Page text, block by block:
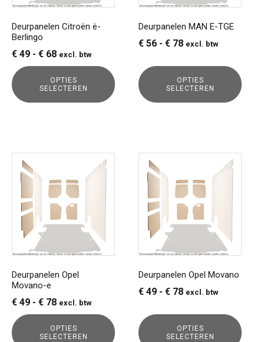
Deurpanelen Citroën ë-
Berlingo
€ 49 - € 68Prijsklasse:
€ 49
tot
excl. btw
OPTIES
SELECTEREN
kan
gekozen
worden
op
de
productpagina
Deurpanelen MAN E-TGE
€ 56 - € 78Prijsklasse:
€ 78
excl. btw
OPTIES
SELECTEREN
kan
gekozen
worden
de
productpagina
Deurpanelen Opel
Movano-e
€ 49 - € 78Prijsklasse:
€ 49
tot
excl. btw
OPTIES
SELECTEREN
product
meerdere
variaties.
Deze
kan
gekozen
worden
op
de
productpagina
Deurpanelen Opel Movano
€ 49 - € 78Prijsklasse:
€ 78
excl. btw
OPTIES
SELECTEREN
product
meerdere
variaties.
Deze
kan
gekozen
worden
de
productpagina